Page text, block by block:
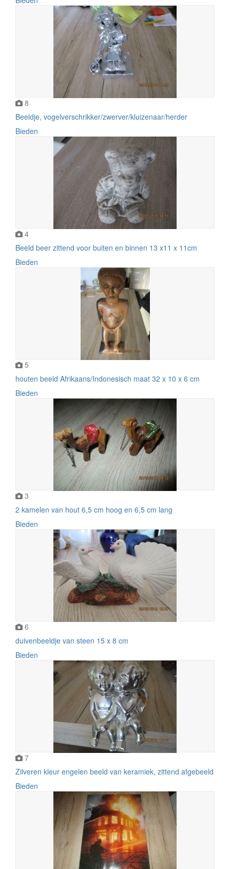
8
Beeldje, vogelverschrikker/zwerver/kluizenaar/herder
Bieden
4
Beeld beer zittend voor buiten en binnen 13 x11 x 11cm
Bieden
5
houten beeld Afrikaans/Indonesisch maat 32 x 10 x 6 cm
Bieden
3
2 kamelen van hout 6,5 cm hoog en 6,5 cm lang
Bieden
6
duivenbeeldje van steen 15 x 8 cm
Bieden
7
Zilveren kleur engelen beeld van keramiek, zittend afgebeeld
Bieden